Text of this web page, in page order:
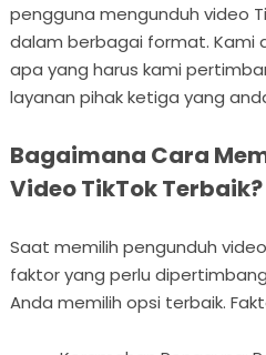
pengguna mengunduh video
dalam berbagai format. Kami
apa yang harus kami
layanan pihak ketiga yang
Bagaimana Cara
Video TikTok Terbaik?
Saat memilih pengunduh
faktor yang perlu
Anda memilih opsi terbaik.